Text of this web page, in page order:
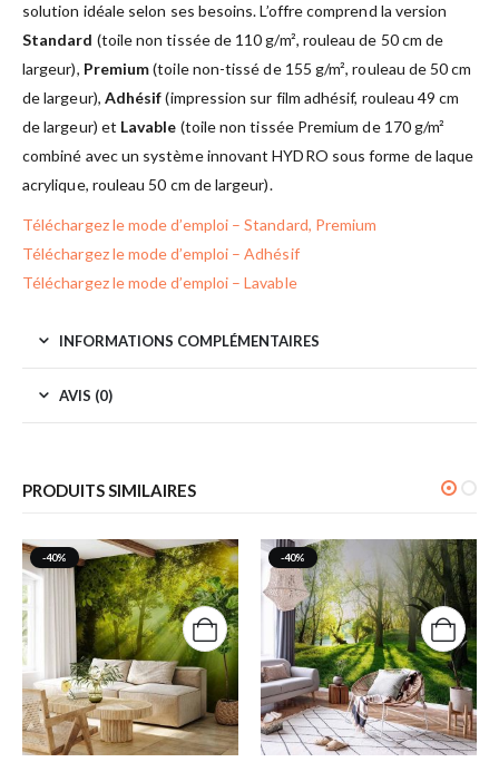
solution idéale selon ses besoins. L’offre comprend la version
Standard (toile non tissée de 110 g/m², rouleau de 50 cm de
largeur), Premium(toile non-tissé de 155 g/m², rouleau de 50 cm
de largeur), Adhésif(impression sur film adhésif, rouleau 49 cm
de largeur) et Lavable (toile non tissée Premium de 170 g/m²
combiné avec un système innovant HYDRO sous forme de laque
acrylique, rouleau 50 cm de largeur).
Téléchargez le mode d’emploi – Standard, Premium
Téléchargez le mode d’emploi – Adhésif
Téléchargez le mode d’emploi – Lavable
INFORMATIONS COMPLÉMENTAIRES
AVIS (0)
PRODUITS SIMILAIRES
-40% -40%